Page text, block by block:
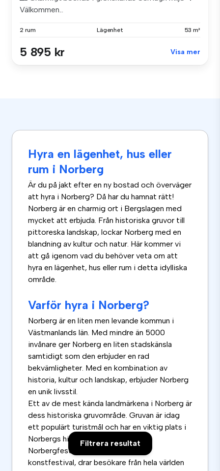
Filtrera resultat
Välkommen...
2 rum Lägenhet 53 m²
5 895 kr Visa mer
Hyra en lägenhet, hus eller
rum i Norberg
Är du på jakt efter en ny bostad och överväger
att hyra i Norberg? Då har du hamnat rätt!
Norberg är en charmig ort i Bergslagen med
mycket att erbjuda. Från historiska gruvor till
pittoreska landskap, lockar Norberg med en
blandning av kultur och natur. Här kommer vi
att gå igenom vad du behöver veta om att
hyra en lägenhet, hus eller rum i detta idylliska
område.
Varför hyra i Norberg?
Norberg är en liten men levande kommun i
Västmanlands län. Med mindre än 5000
invånare ger Norberg en liten stadskänsla
samtidigt som den erbjuder en rad
bekvämligheter. Med en kombination av
historia, kultur och landskap, erbjuder Norberg
en unik livsstil.
Ett av de mest kända landmärkena i Norberg är
dess historiska gruvområde. Gruvan är idag
ett populärt turistmål och har en viktig plats i
Norbergs historia. Den årliga
Norbergfestivalen, en musik- och
konstfestival, drar besökare från hela världen